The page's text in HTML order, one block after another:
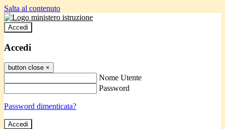
Salta al contenuto
Accedi
Accedi
button close ×
Nome Utente
Password
Password dimenticata?